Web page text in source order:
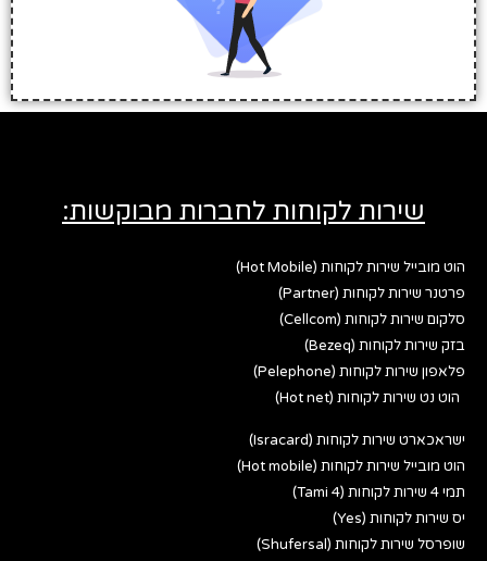
שירות לקוחות לחברות מבוקשות:
הוט מובייל שירות לקוחות (Hot Mobile)
פרטנר שירות לקוחות (Partner)
סלקום שירות לקוחות (Cellcom)
בזק שירות לקוחות (Bezeq)
פלאפון שירות לקוחות (Pelephone)
הוט נט שירות לקוחות (Hot net)
ישראכארט שירות לקוחות (Isracard)
הוט מובייל שירות לקוחות (Hot mobile)
תמי 4 שירות לקוחות (Tami 4)
יס שירות לקוחות (Yes)
שופרסל שירות לקוחות (Shufersal)